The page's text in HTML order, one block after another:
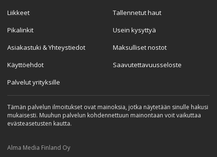
Liikkeet
Pikalinkit
Asiakastuki & Yhteystiedot
Käyttöehdot
Palvelut yrityksille
Tallennetut haut
Usein kysyttyä
Maksulliset nostot
Saavutettavuusseloste
Tämän palvelun ilmoitukset ovat mainoksia, jotka näytetään sinulle hakusi
mukaisesti. Muuhun palvelun kohdennettuun mainontaan voit vaikuttaa
evästeasetusten kautta.
Alma Media Finland Oy